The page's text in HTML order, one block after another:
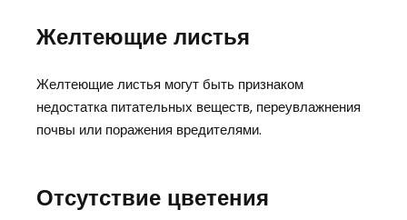
Желтеющие листья
Желтеющие листья могут быть признаком
недостатка питательных веществ, переувлажнения
почвы или поражения вредителями.
Отсутствие цветения